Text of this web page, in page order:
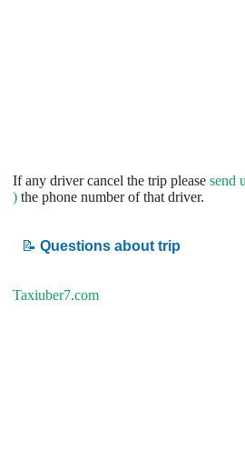
If any driver cancel the trip please send
) the phone number of that driver.
📝 Questions about trip
Taxiuber7.com